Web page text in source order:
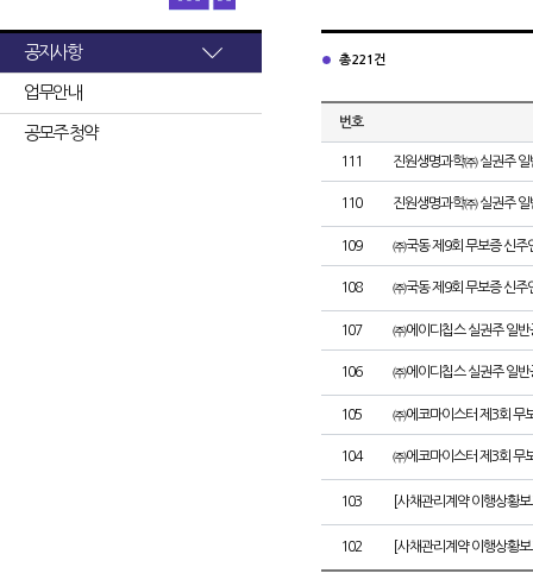
공지사항
업무안내
공모주 청약
총 221건
번호
111 진원생명과학㈜ 실권주 일
110 진원생명과학㈜ 실권주
109 ㈜국동 제9회 무보증 신주
108 ㈜국동 제9회 무보증 신주
107 ㈜에이디칩스 실권주 일반
106 ㈜에이디칩스 실권주 일반
105 ㈜에코마이스터 제3회 무
104 ㈜에코마이스터 제3회 무
103 [사채관리계약 이행상황
102 [사채관리계약 이행상황